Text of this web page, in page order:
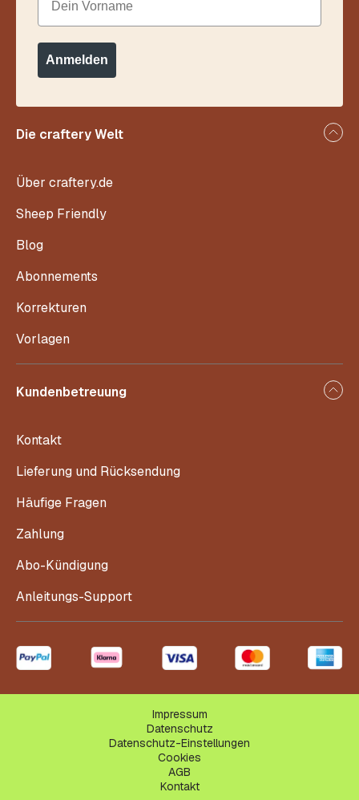
Die craftery Welt
Über craftery.de
Sheep Friendly
Blog
Abonnements
Korrekturen
Vorlagen
Kundenbetreuung
Kontakt
Lieferung und Rücksendung
Häufige Fragen
Zahlung
Abo-Kündigung
Anleitungs-Support
Anmelden
Impressum
Datenschutz
Datenschutz-Einstellungen
Cookies
AGB
Kontakt